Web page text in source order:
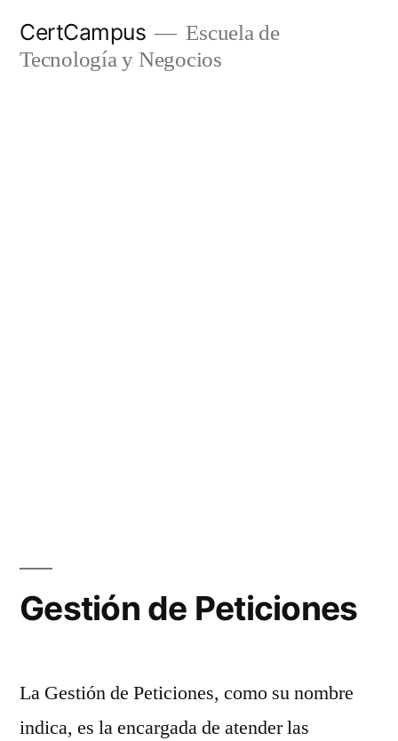
CertCampus
Escuela de
Tecnología y Negocios
Gestión de Peticiones
La Gestión de Peticiones, como su nombre
indica, es la encargada de atender las